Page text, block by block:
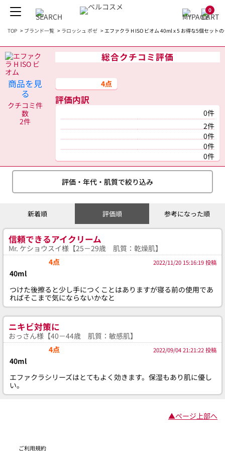
0
TOP > ブランド一覧 > ラロッシュ ポゼ > エファクラ H ISO ビオム 40ml x 5 お得な5個セット
商品を見
る
クチコミ件
数
2件
総合クチコミ評価
4点
評価内訳
0件
2件
0件
0件
0件
評価・年代・肌質で絞り込み
新着順 評価順 参考になった順
信頼できるアイクリーム
Mr. ケショウスイ様【25－29歳 肌質：乾燥肌】
4点
2022/11/20 15:16:19 投稿
40ml
つけた後擦ると少し手につくことはありますが寝る前の使用であ
ればそこまで気にならないかなと
ニキビ対策に
おっさん様【40－44歳 肌質：敏感肌】
4点
2022/09/04 21:21:22 投稿
40ml
エファクラシリーズはとてもよく効きます。保湿もあり肌に優し
い。
▲ページ上部へ
ご利用規約